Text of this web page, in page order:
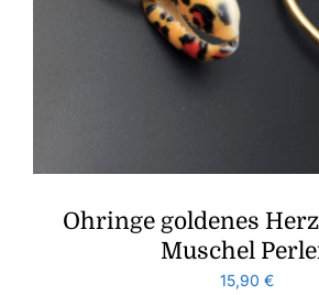
Ohringe goldenes
Muschel
15,90 €